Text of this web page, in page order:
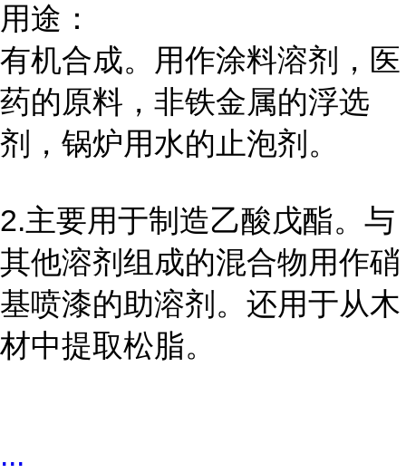
用途：
有机合成。用作涂料溶剂，医
药的原料，非铁金属的浮选
剂，锅炉用水的止泡剂。
2.主要用于制造乙酸戊酯。与
其他溶剂组成的混合物用作硝
基喷漆的助溶剂。还用于从木
材中提取松脂。
...